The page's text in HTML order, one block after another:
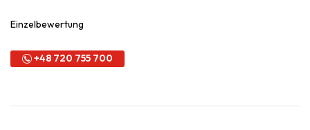
Einzelbewertung
+48 720 755 700